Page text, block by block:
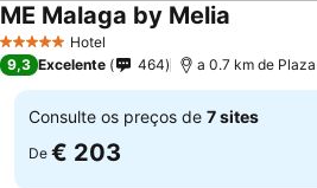
5 Estrelas Hotel
ME Malaga by Melia
9,3 Excelente 464 a 0.7 km de
Consulte os preços de 7 sites
De € 203